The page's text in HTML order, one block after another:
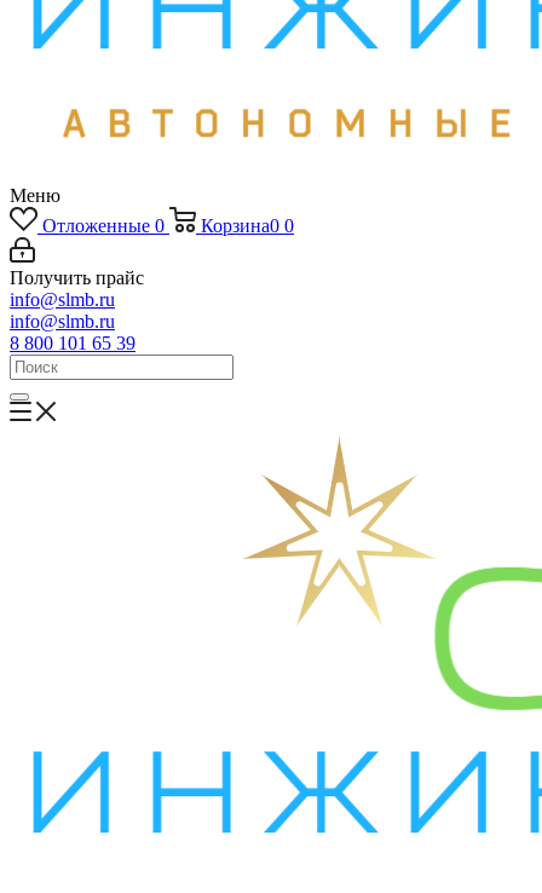
Меню
Отложенные 0 Корзина0 0
Получить прайс
info@slmb.ru
info@slmb.ru
8 800 101 65 39